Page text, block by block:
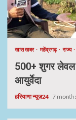
खास खबर महेंद्रगढ़ राज्य
500+ शुगर लेवल
आयुर्वेदा
हरियाणा न्यूज़24 7